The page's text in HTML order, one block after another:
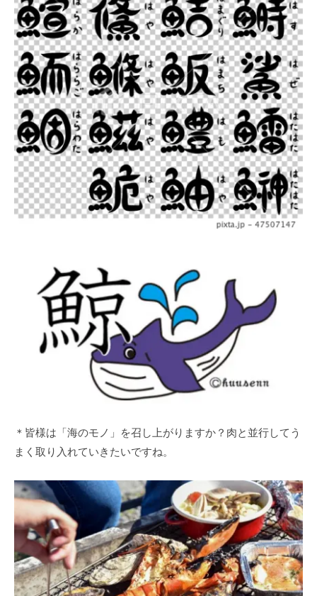
＊皆様は「海のモノ」を召し上がりますか？肉と並行してう
まく取り入れていきたいですね。